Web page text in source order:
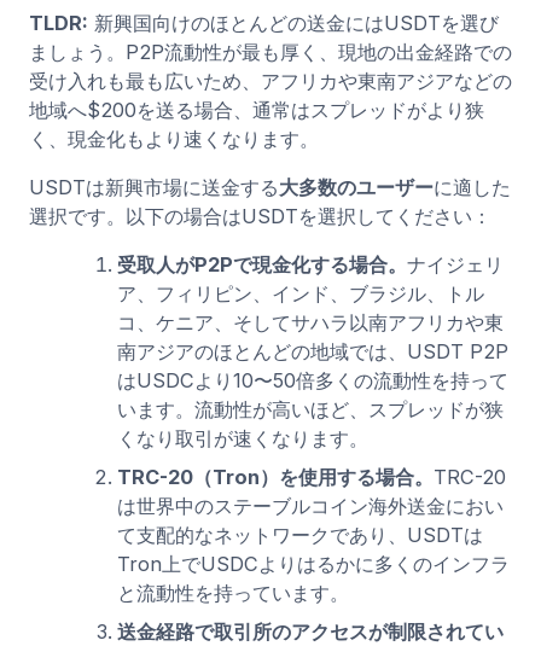
TLDR: 新興国向けのほとんどの送金にはUSDTを選び
ましょう。P2P流動性が最も厚く、現地の出金経路での
受け入れも最も広いため、アフリカや東南アジアなどの
地域へ$200を送る場合、通常はスプレッドがより狭
く、現金化もより速くなります。
USDTは新興市場に送金する大多数のユーザーに適した
選択です。以下の場合はUSDTを選択してください：
受取人がP2Pで現金化する場合。 ナイジェリ
ア、フィリピン、インド、ブラジル、トル
コ、ケニア、そしてサハラ以南アフリカや東
南アジアのほとんどの地域では、USDT P2P
はUSDCより10〜50倍多くの流動性を持って
います。流動性が高いほど、スプレッドが狭
くなり取引が速くなります。
TRC-20（Tron）を使用する場合。 TRC-20
は世界中のステーブルコイン海外送金におい
て支配的なネットワークであり、USDTは
Tron上でUSDCよりはるかに多くのインフラ
と流動性を持っています。
送金経路で取引所のアクセスが制限されてい